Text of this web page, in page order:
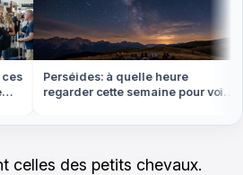
Perséides: à quelle heure
regarder cette semaine pour voir
celles des petits chevaux.